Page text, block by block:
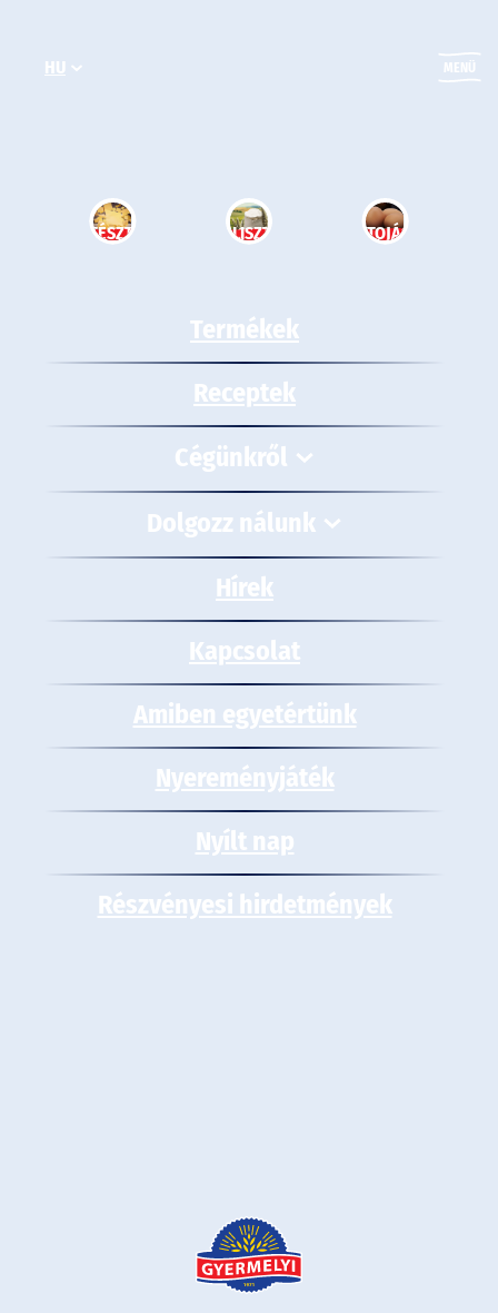
tartalomhoz
HU MENÜ
TÉSZTA LISZT TOJÁS
Termékek
Receptek
Cégünkről
Dolgozz nálunk
Hírek
Kapcsolat
Amiben egyetértünk
Nyereményjáték
Nyílt nap
Részvényesi hirdetmények